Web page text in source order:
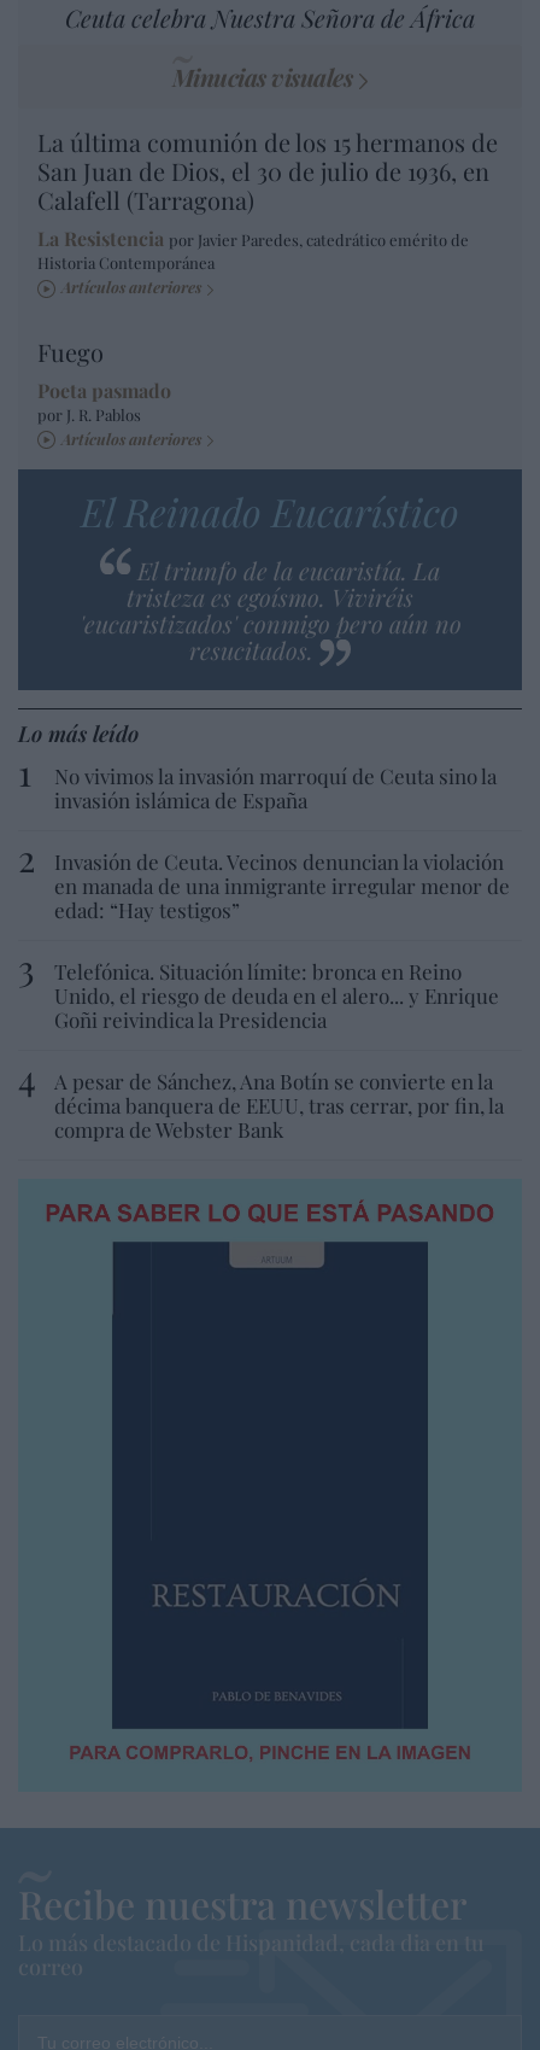
Ceuta celebra Nuestra Señora de África
Minucias visuales
La última comunión de los 15 hermanos de
San Juan de Dios, el 30 de julio de 1936, en
Calafell (Tarragona)
La Resistencia por Javier Paredes, catedrático emérito de
Historia Contemporánea
Artículos anteriores
Fuego
Poeta pasmado
por J. R. Pablos
Artículos anteriores
El Reinado Eucarístico
El triunfo de la eucaristía. La
tristeza es egoísmo. Viviréis
'eucaristizados' conmigo pero aún no
resucitados.
Lo más leído
No vivimos la invasión marroquí de Ceuta sino la
invasión islámica de España
Invasión de Ceuta. Vecinos denuncian la violación
en manada de una inmigrante irregular menor de
edad: “Hay testigos”
Telefónica. Situación límite: bronca en Reino
Unido, el riesgo de deuda en el alero... y Enrique
Goñi reivindica la Presidencia
A pesar de Sánchez, Ana Botín se convierte en la
décima banquera de EEUU, tras cerrar, por fin, la
compra de Webster Bank
Recibe nuestra newsletter
Lo más destacado de Hispanidad, cada dia en tu
correo
Tu correo electrónico...